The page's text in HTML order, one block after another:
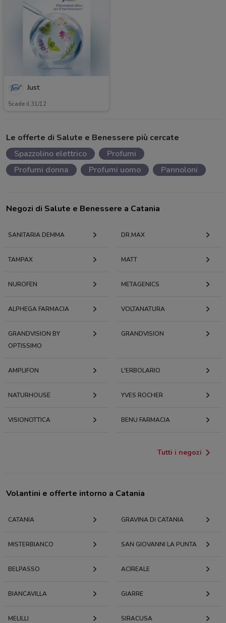
Just
Scade il 31/12
Le offerte di Salute e Benessere più cercate
Spazzolino elettrico
Profumi
Profumi donna
Profumi uomo Pannoloni
Negozi di Salute e Benessere a Catania
SANITARIA DEMMA DR.MAX
TAMPAX MATT
NUROFEN METAGENICS
ALPHEGA FARMACIA VOLTANATURA
GRANDVISION BY
OPTISSIMO
GRANDVISION
AMPLIFON L'ERBOLARIO
NATURHOUSE YVES ROCHER
VISIONOTTICA BENU FARMACIA
Tutti i negozi
Volantini e offerte intorno a Catania
CATANIA GRAVINA DI CATANIA
MISTERBIANCO SAN GIOVANNI LA PUNTA
BELPASSO ACIREALE
BIANCAVILLA GIARRE
MELILLI SIRACUSA